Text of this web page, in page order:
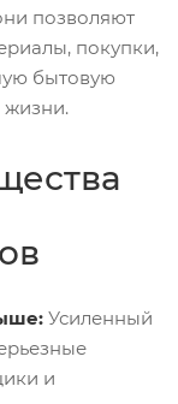
позволяют
покупки,
бытовую
жизни.
Усиленный
и